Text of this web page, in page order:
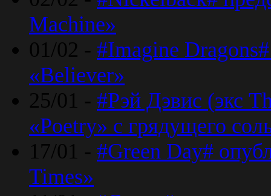
Machine»
01/02 - #Imagine
«Believer»
25/01 - #Рэй Дэвис (экс
«Poetry» с грядущего
17/01 - #Green Day#
Times»